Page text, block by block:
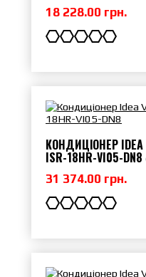
18 228.00 грн.
КОНДИЦІОНЕР IDEA
ISR-18HR-VI05-DN8
31 374.00 грн.